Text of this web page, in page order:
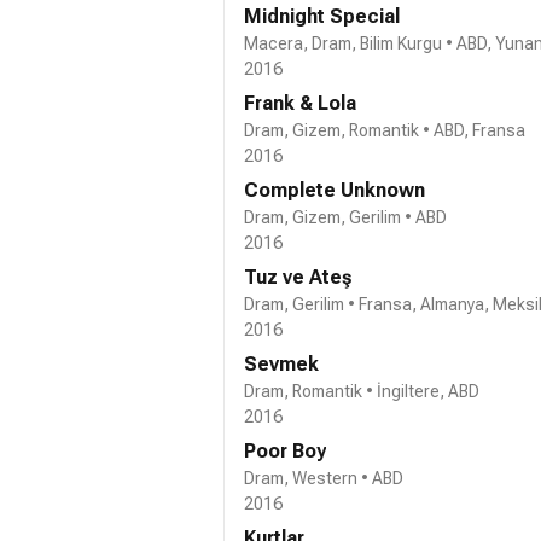
Midnight Special
Macera, Dram, Bilim Kurgu • ABD,
2016
Frank & Lola
Dram, Gizem, Romantik • ABD, Fransa
2016
Complete Unknown
Dram, Gizem, Gerilim • ABD
2016
Tuz ve Ateş
Dram, Gerilim • Fransa, Almanya,
2016
Sevmek
Dram, Romantik • İngiltere, ABD
2016
Poor Boy
Dram, Western • ABD
2016